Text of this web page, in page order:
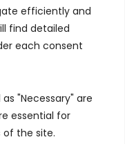
efficiently and
find detailed
each consent
"Necessary" are
essential for
the site.
Triq l-